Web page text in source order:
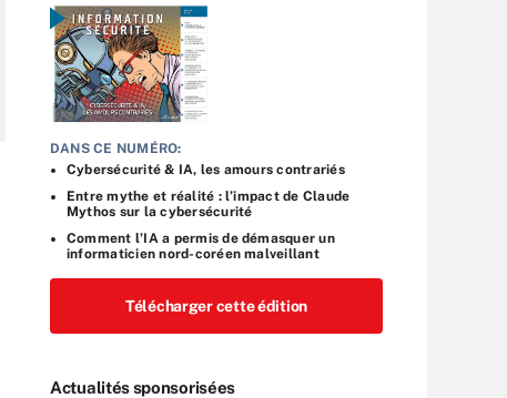
DANS CE NUMÉRO:
Cybersécurité & IA, les amours contrariés
Entre mythe et réalité : l’impact de Claude
Mythos sur la cybersécurité
Comment l’IA a permis de démasquer un
informaticien nord-coréen malveillant
Télécharger cette édition
Actualités sponsorisées